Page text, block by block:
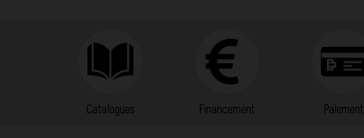
Catalogues Financement Paiement